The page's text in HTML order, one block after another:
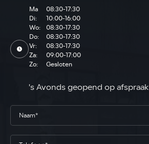
Ma
08:30-17:30
Di:
10:00-16:00
Wo:
08:30-17:30
Do:
08:30-17:30
Vr:
08:30-17:30
Za:
09:00-17:00
Zo:
Gesloten
's Avonds geopend op afspraak